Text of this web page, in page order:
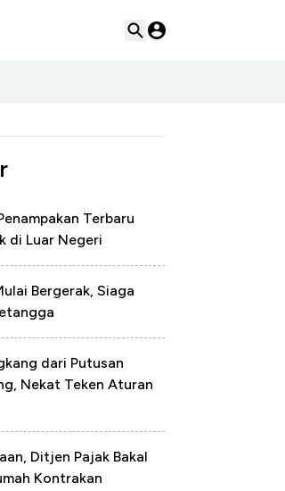
Terbaru
di Luar Negeri
Bergerak, Siaga
dari Putusan
Nekat Teken Aturan
Ditjen Pajak Bakal
Kontrakan